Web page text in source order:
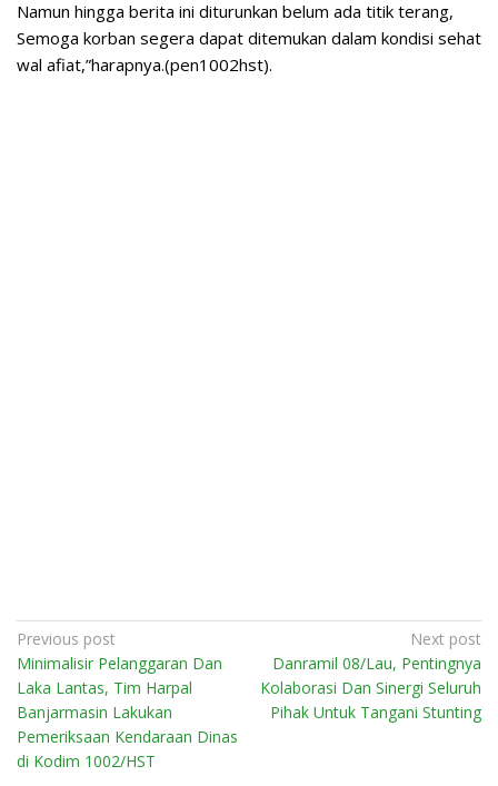
Namun hingga berita ini diturunkan belum ada titik terang,
Semoga korban segera dapat ditemukan dalam kondisi sehat
wal afiat,”harapnya.(pen1002hst).
Post
navigation
Previous post
Minimalisir Pelanggaran Dan
Laka Lantas, Tim Harpal
Banjarmasin Lakukan
Pemeriksaan Kendaraan Dinas
di Kodim 1002/HST
Next post
Danramil 08/Lau, Pentingnya
Kolaborasi Dan Sinergi Seluruh
Pihak Untuk Tangani Stunting